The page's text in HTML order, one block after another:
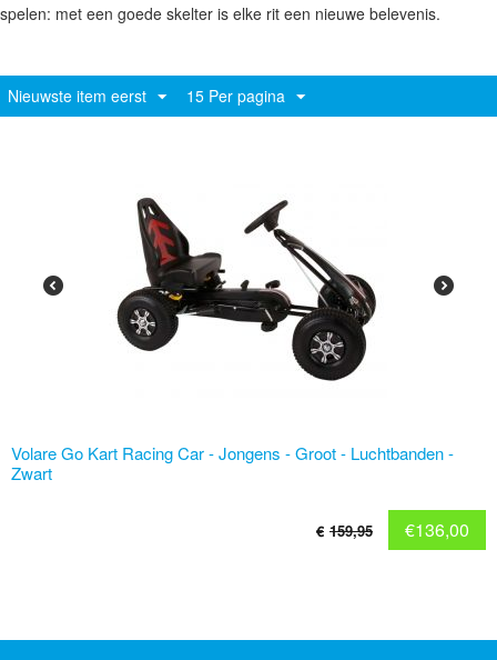
spelen: met een goede skelter is elke rit een nieuwe belevenis.
Nieuwste item eerst 15 Per pagina
Volare Go Kart Racing Car - Jongens - Groot - Luchtbanden -
Zwart
€ 159,95 €136,00